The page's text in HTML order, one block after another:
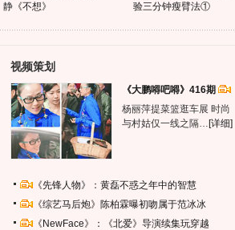
静《不想》
验三分钟瘦臂法①
视频策划
《大鹏嘚吧嘚》416期
杨丽萍提菜篮逛车展 时尚
与村姑仅一线之隔… [详细]
《先锋人物》：黄磊不惑之年中的智慧
《综艺马后炮》陈柏霖曝初吻属于范冰冰
《NewFace》：《北爱》导演续集玩穿越